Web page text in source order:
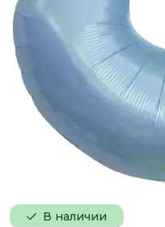
В наличии